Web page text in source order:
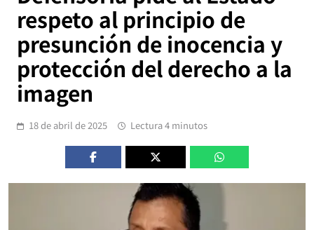
respeto al principio de
presunción de inocencia y
protección del derecho a la
imagen
18 de abril de 2025 Lectura 4 minutos